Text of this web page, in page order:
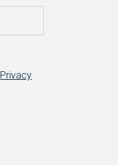
Privacy